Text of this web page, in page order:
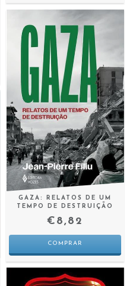
GAZA: RELATOS DE UM
TEMPO DE DESTRUIÇÃO
€8,82